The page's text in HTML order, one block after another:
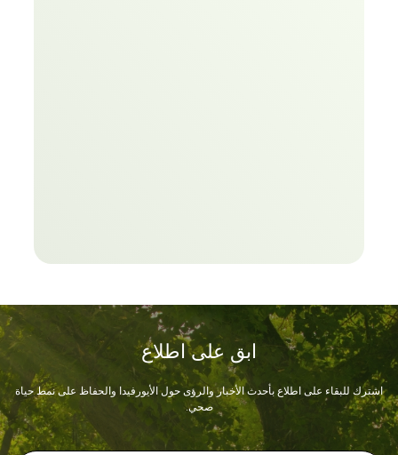
ابق على اطلاع
اشترك للبقاء على اطلاع بأحدث الأخبار والرؤى حول الأيورفيدا والحفاظ على نمط حياة
صحي.